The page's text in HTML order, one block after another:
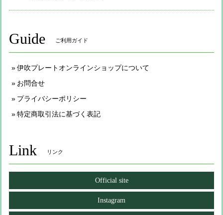
Guide ご利用ガイド
伊吹プレートオンラインショップについて
お問合せ
プライバシーポリシー
特定商取引法に基づく表記
Link リンク
Official site
Instagram